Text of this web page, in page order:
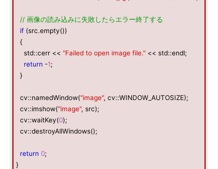
// 画像の読み込みに失敗したらエラー終了する
if (src.empty())
{
std::cerr << "Failed to open image file." << std::endl;
return -1;
}
cv::namedWindow("image", cv::WINDOW_AUTOSIZE);
cv::imshow("image", src);
cv::waitKey(0);
cv::destroyAllWindows();
return 0;
}